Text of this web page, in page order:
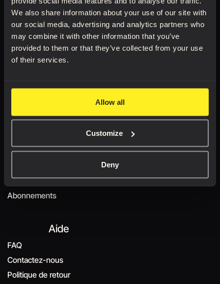
We also share information about your use of our site with
our social media, advertising and analytics partners who
may combine it with other information that you’ve
provided to them or that they’ve collected from your use
of their services.
Allow all
Customize
Deny
3D REF Premium
Tête et cou
Bras et main
Ensemble de livres
3D REF
Blog
Aide
FAQ
Contactez-nous
Politique de retour
Compte
Vos commandes
Abonnements